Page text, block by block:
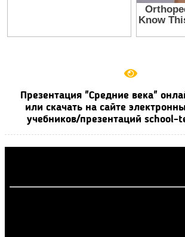
Презентация "Средние века"
или скачать на сайте
учебников/презентаций school-